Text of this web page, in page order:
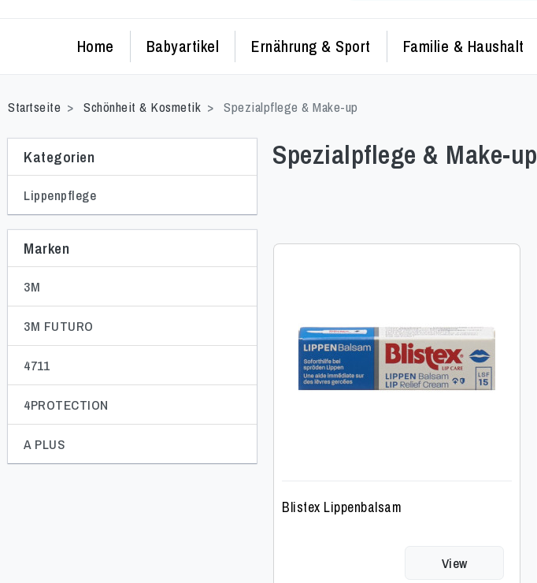
Home Babyartikel Ernährung & Sport Familie & Haushalt
Startseite Schönheit & Kosmetik Spezialpflege & Make-up
Kategorien
Lippenpflege
Marken
3M
3M FUTURO
4711
4PROTECTION
A PLUS
Spezialpflege & Make-up
Blistex Lippenbalsam
View